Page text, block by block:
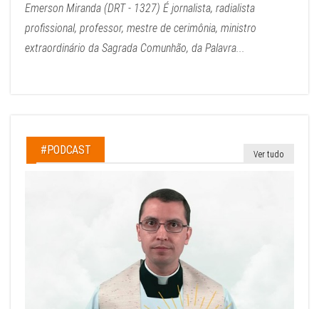
Emerson Miranda (DRT - 1327) É jornalista, radialista
profissional, professor, mestre de cerimônia, ministro
extraordinário da Sagrada Comunhão, da Palavra...
#PODCAST Ver tudo